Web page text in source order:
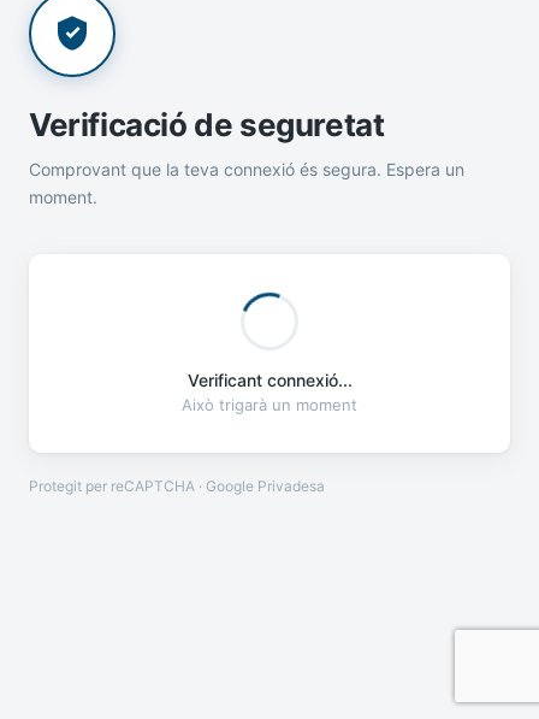
Verificació de seguretat
Comprovant que la teva connexió és segura. Espera un
moment.
Verificant connexió...
Això trigarà un moment
Protegit per reCAPTCHA · Google Privadesa